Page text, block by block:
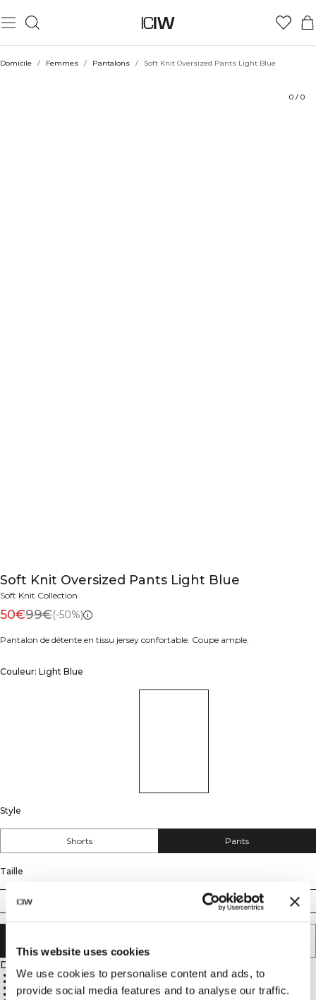
This website uses cookies
We use cookies to personalise content and ads, to
provide social media features and to analyse our traffic.
Domicile / Femmes / Pantalons / Soft Knit Oversized Pants Light Blue
0 / 0
Soft Knit Oversized Pants Light Blue
Soft Knit Collection
50€99€(-50%)
Pantalon de détente en tissu jersey confortable. Coupe ample.
Couleur: Light Blue
Style
Shorts Pants
Taille
XS XL XXL
Description
87% Cotton, 13% Nylon
600 GSM heavy ribbed material
ICIW embroidery logo
Open front pockets